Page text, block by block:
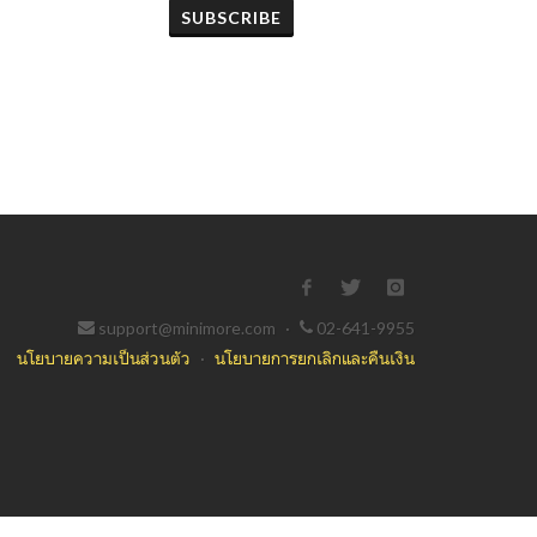
SUBSCRIBE
support@minimore.com ·
02-641-9955
นโยบายความเป็นส่วนตัว · นโยบายการยกเลิกและคืนเงิน